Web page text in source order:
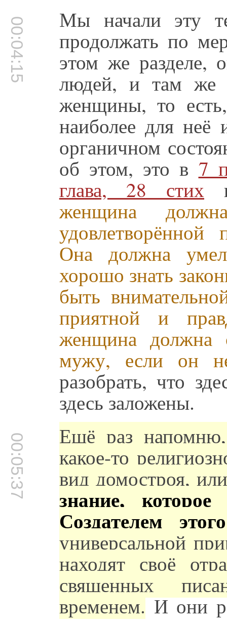
00:04:15 Мы начали эту
продолжать по
этом же разделе,
людей, и там же
женщины, то
наиболее для
органичном
об этом, это в 7
глава, 28 стих
женщина
удовлетворённой
Она должна
хорошо знать
быть
приятной и
женщина должна
мужу, если он
разобрать, что
здесь заложены.
00:05:37 Ещё раз
какое-то
вид домостроя,
знание,
Создателем
универсальной
находят своё
священных
временем.И они